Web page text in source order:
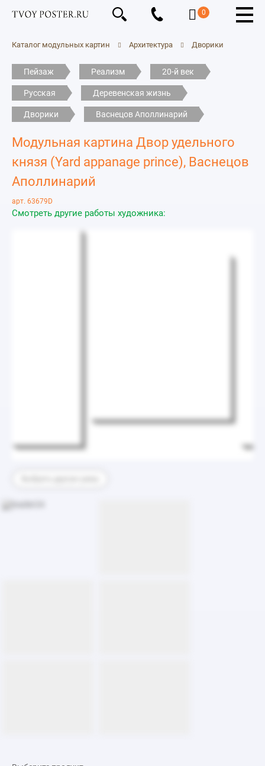
0
Каталог модульных картин Архитектура Дворики
Пейзаж Реализм 20-й век
Русская Деревенская жизнь
Дворики Васнецов Аполлинарий
Модульная картина Двор удельного
князя (Yard appanage prince), Васнецов
Аполлинарий
арт. 63679D
Смотреть другие работы художника: